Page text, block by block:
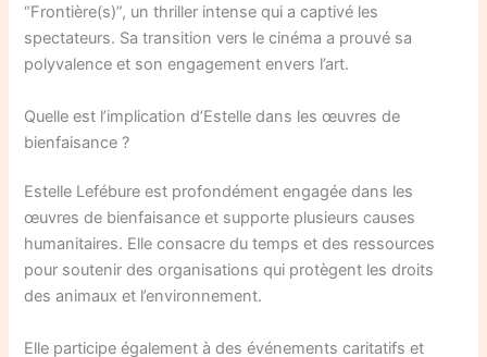
“Frontière(s)”, un thriller intense qui a captivé les
spectateurs. Sa transition vers le cinéma a prouvé sa
polyvalence et son engagement envers l’art.
Quelle est l’implication d’Estelle dans les œuvres de
bienfaisance ?
Estelle Lefébure est profondément engagée dans les
œuvres de bienfaisance et supporte plusieurs causes
humanitaires. Elle consacre du temps et des ressources
pour soutenir des organisations qui protègent les droits
des animaux et l’environnement.
Elle participe également à des événements caritatifs et